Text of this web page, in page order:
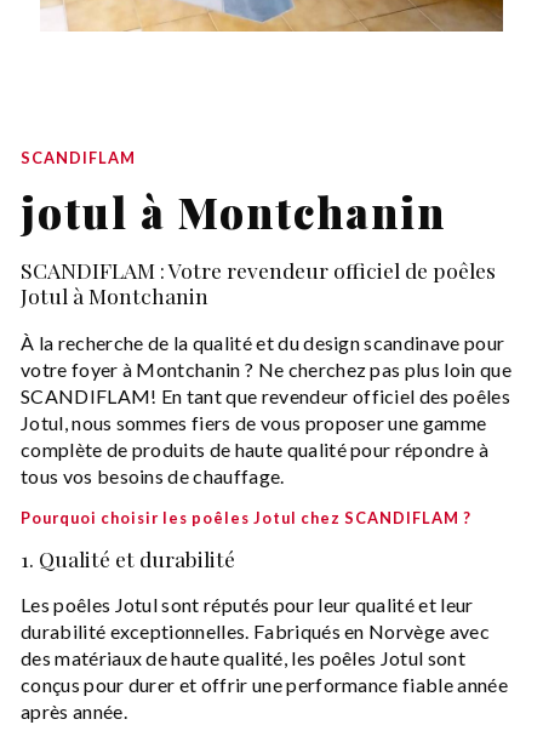
SCANDIFLAM
jotul à Montchanin
SCANDIFLAM : Votre revendeur officiel de poêles
Jotul à Montchanin
À la recherche de la qualité et du design scandinave pour
votre foyer à Montchanin ? Ne cherchez pas plus loin que
SCANDIFLAM! En tant que revendeur officiel des poêles
Jotul, nous sommes fiers de vous proposer une gamme
complète de produits de haute qualité pour répondre à
tous vos besoins de chauffage.
Pourquoi choisir les poêles Jotul chez SCANDIFLAM ?
1. Qualité et durabilité
Les poêles Jotul sont réputés pour leur qualité et leur
durabilité exceptionnelles. Fabriqués en Norvège avec
des matériaux de haute qualité, les poêles Jotul sont
conçus pour durer et offrir une performance fiable année
après année.